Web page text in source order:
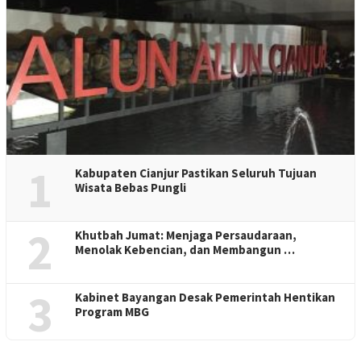
1
Kabupaten Cianjur Pastikan Seluruh Tujuan
Wisata Bebas Pungli
2
Khutbah Jumat: Menjaga Persaudaraan,
Menolak Kebencian, dan Membangun …
3
Kabinet Bayangan Desak Pemerintah Hentikan
Program MBG